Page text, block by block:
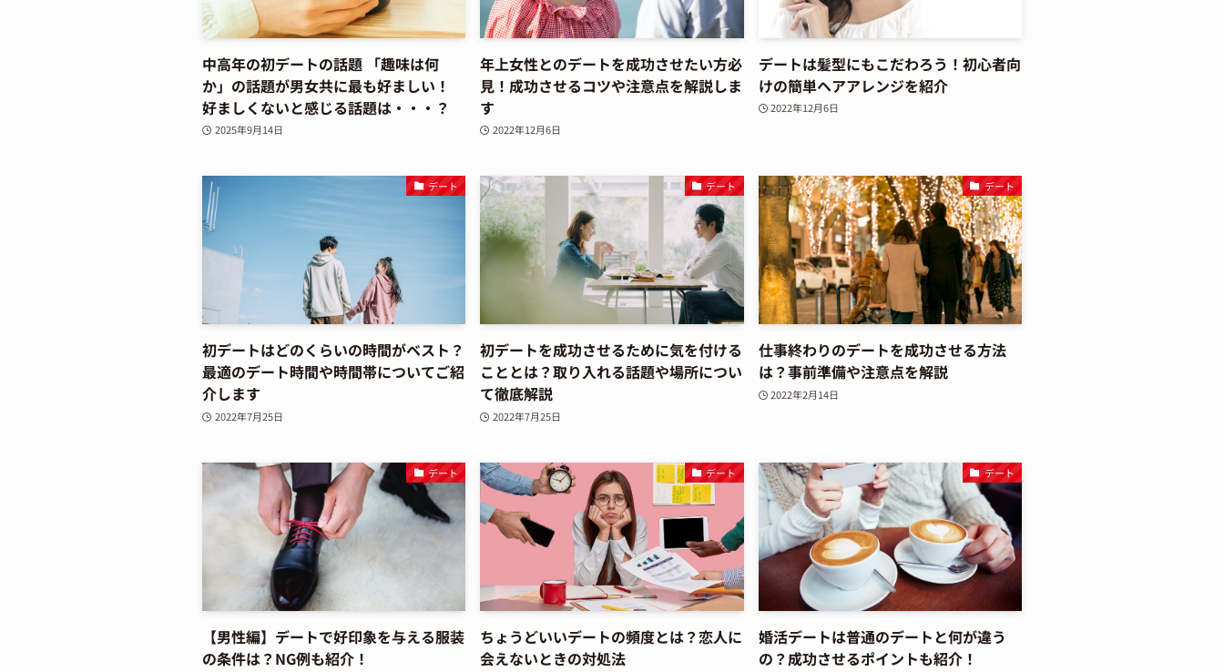
中高年の初デートの話題 「趣味は何
か」の話題が男女共に最も好ましい！
好ましくないと感じる話題は・・・？
2025年9月14日
年上女性とのデートを成功させたい方必
見！成功させるコツや注意点を解説しま
す
2022年12月6日
デートは髪型にもこだわろう！初心者向
けの簡単ヘアアレンジを紹介
2022年12月6日
デート
初デートはどのくらいの時間がベスト？
最適のデート時間や時間帯についてご紹
介します
2022年7月25日
デート
初デートを成功させるために気を付ける
こととは？取り入れる話題や場所につい
て徹底解説
2022年7月25日
デート
仕事終わりのデートを成功させる方法
は？事前準備や注意点を解説
2022年2月14日
デート
【男性編】デートで好印象を与える服装
の条件は？NG例も紹介！
デート
ちょうどいいデートの頻度とは？恋人に
会えないときの対処法
デート
婚活デートは普通のデートと何が違う
の？成功させるポイントも紹介！